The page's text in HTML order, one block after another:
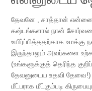
தேவனே , சாத்தான்
கஷ்டங்களால் நான்
உயிர்ப்பித்ததற்காக
இருந்தாலும் அவர்களை
(உங்களுக்குத் தெரிந்த
தேவனுடைய உதவி
மீட்பராக மீட்கும்படி